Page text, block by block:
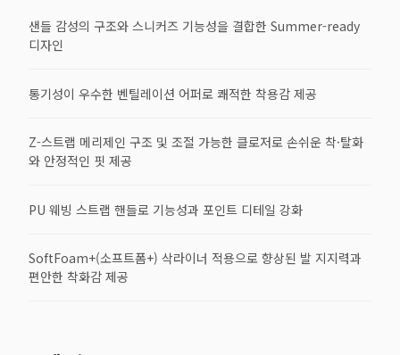
샌들 감성의 구조와 스니커즈 기능성을 결합한 Summer-ready
디자인
통기성이 우수한 벤틸레이션 어퍼로 쾌적한 착용감 제공
Z-스트랩 메리제인 구조 및 조절 가능한 클로저로 손쉬운 착·탈화
와 안정적인 핏 제공
PU 웨빙 스트랩 핸들로 기능성과 포인트 디테일 강화
SoftFoam+(소프트폼+) 삭라이너 적용으로 향상된 발 지지력과
편안한 착화감 제공